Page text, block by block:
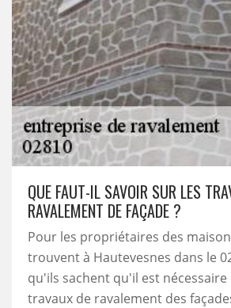
QUE FAUT-IL SAVOIR SUR LES
RAVALEMENT DE FAÇADE ?
Pour les propriétaires des
trouvent à Hautevesnes dans le
qu'ils sachent qu'il est nécessaire
travaux de ravalement des